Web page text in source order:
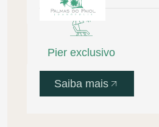
Pier exclusivo
Saiba mais